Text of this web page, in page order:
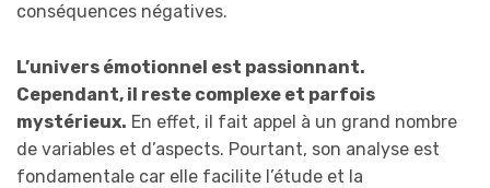
conséquences négatives.
L’univers émotionnel est passionnant.
Cependant, il reste complexe et parfois
mystérieux. En effet, il fait appel à un grand nombre
de variables et d’aspects. Pourtant, son analyse est
fondamentale car elle facilite l’étude et la